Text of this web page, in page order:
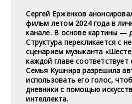
Сергей Ерженков
фильм летом 2024 года в
канале. В основе картины —
Структура перекликается с
сценарием музыканта
каждой главе соответствует
Семья Кушнира разрешила
использовать его голос,
дневники с помощью
интеллекта.